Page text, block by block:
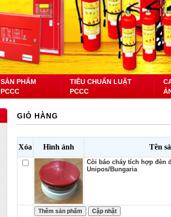
SẢN PHẨM
PCCC
TIÊU CHUẨN LUẬT
PCCC
GIỎ HÀNG
Xóa Hình ảnh Tên
Còi báo cháy tích hợp đèn
Unipos/Bungaria